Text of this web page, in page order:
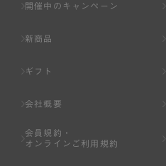
開催中のキャンペーン
新商品
ギフト
会社概要
会員規約・
オンラインご利用規約